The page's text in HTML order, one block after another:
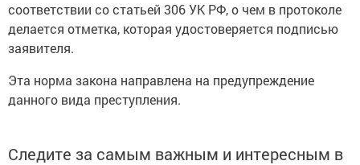
соответствии со статьей 306 УК РФ, о чем в протоколе
делается отметка, которая удостоверяется подписью
заявителя.
Эта норма закона направлена на предупреждение
данного вида преступления.
Следите за самым важным и интересным в